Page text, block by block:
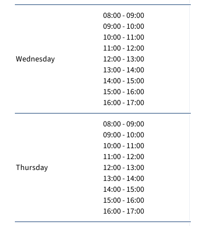
Wednesday
08:00 - 09:00
09:00 - 10:00
10:00 - 11:00
11:00 - 12:00
12:00 - 13:00
13:00 - 14:00
14:00 - 15:00
15:00 - 16:00
16:00 - 17:00
Thursday
08:00 - 09:00
09:00 - 10:00
10:00 - 11:00
11:00 - 12:00
12:00 - 13:00
13:00 - 14:00
14:00 - 15:00
15:00 - 16:00
16:00 - 17:00